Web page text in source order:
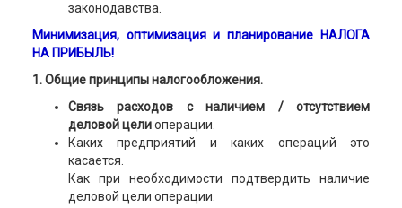
законодавства.
Минимизация, оптимизация и планирование НАЛОГА
НА ПРИБЫЛЬ!
1. Общие принципы налогообложения.
Связь расходов с наличием / отсутствием
деловой целиоперации.
Каких предприятий и каких операций это
касается.
Как при необходимости подтвердить наличие
деловой цели операции.